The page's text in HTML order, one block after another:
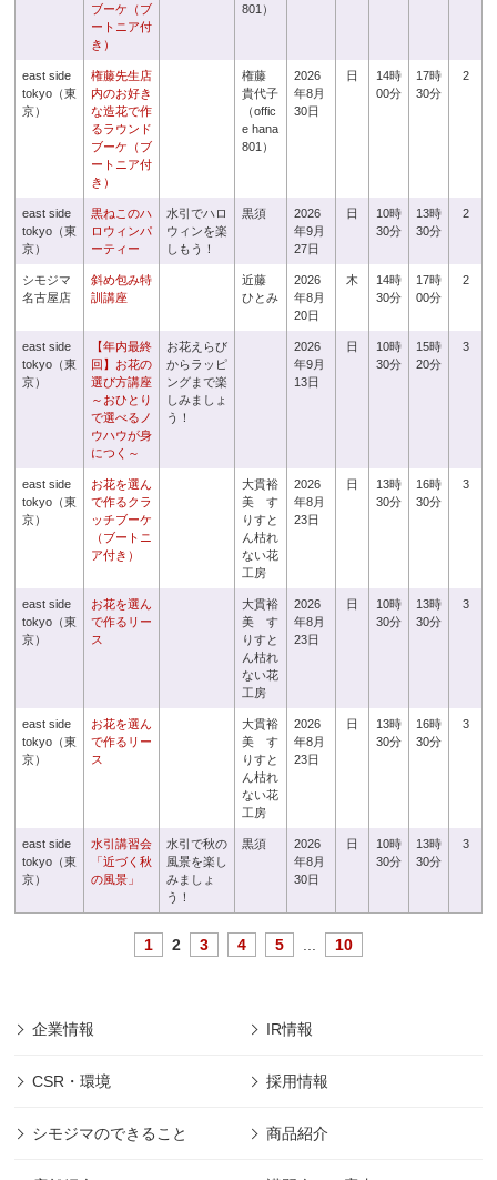
ブーケ（ブ
ートニア付
き）
801）
east side
tokyo（東
京）
権藤先生店
内のお好き
な造花で作
るラウンド
ブーケ（ブ
ートニア付
き）
権藤
貴代子
（offic
e hana
801）
2026
年8月
30日
日
14時
00分
17時
30分
2
east side
tokyo（東
京）
黒ねこのハ
ロウィンパ
ーティー
水引でハロ
ウィンを楽
しもう！
黒須
2026
年9月
27日
日
10時
30分
13時
30分
2
シモジマ
名古屋店
斜め包み特
訓講座
近藤
ひとみ
2026
年8月
20日
木
14時
30分
17時
00分
2
east side
tokyo（東
京）
【年内最終
回】お花の
選び方講座
～おひとり
で選べるノ
ウハウが身
につく～
お花えらび
からラッピ
ングまで楽
しみましょ
う！
2026
年9月
13日
日
10時
30分
15時
20分
3
east side
tokyo（東
京）
お花を選ん
で作るクラ
ッチブーケ
（ブートニ
ア付き）
大貫裕
美 す
りすと
ん枯れ
ない花
工房
2026
年8月
23日
日
13時
30分
16時
30分
3
east side
tokyo（東
京）
お花を選ん
で作るリー
ス
大貫裕
美 す
りすと
ん枯れ
ない花
工房
2026
年8月
23日
日
10時
30分
13時
30分
3
east side
tokyo（東
京）
お花を選ん
で作るリー
ス
大貫裕
美 す
りすと
ん枯れ
ない花
工房
2026
年8月
23日
日
13時
30分
16時
30分
3
east side
tokyo（東
京）
水引講習会
「近づく秋
の風景」
水引で秋の
風景を楽し
みましょ
う！
黒須
2026
年8月
30日
日
10時
30分
13時
30分
3
1 2 3 4 5 10
企業情報 IR情報
CSR・環境 採用情報
シモジマのできること 商品紹介